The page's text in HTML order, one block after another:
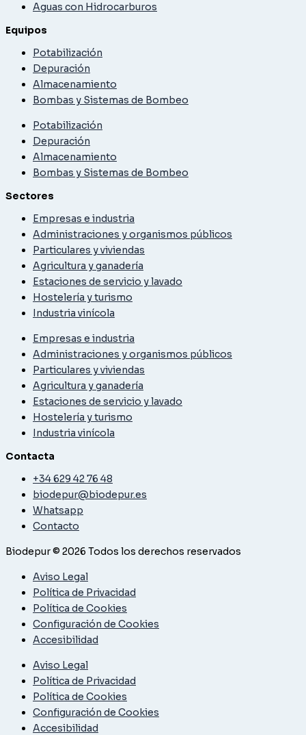
Aguas con Hidrocarburos
Equipos
Potabilización
Depuración
Almacenamiento
Bombas y Sistemas de Bombeo
Potabilización
Depuración
Almacenamiento
Bombas y Sistemas de Bombeo
Sectores
Empresas e industria
Administraciones y organismos públicos
Particulares y viviendas
Agricultura y ganadería
Estaciones de servicio y lavado
Hostelería y turismo
Industria vinícola
Empresas e industria
Administraciones y organismos públicos
Particulares y viviendas
Agricultura y ganadería
Estaciones de servicio y lavado
Hostelería y turismo
Industria vinícola
Contacta
+34 629 42 76 48
biodepur@biodepur.es
Whatsapp
Contacto
Biodepur © 2026 Todos los derechos reservados
Aviso Legal
Política de Privacidad
Política de Cookies
Configuración de Cookies
Accesibilidad
Aviso Legal
Política de Privacidad
Política de Cookies
Configuración de Cookies
Accesibilidad